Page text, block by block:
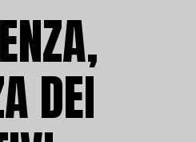
DEI